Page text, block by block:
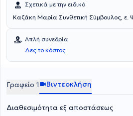
Σχετικά με την ειδικό
Καζάκη Μαρία Συνθετική Σύμβουλος, ε.
Απλή συνεδρία
Δες το κόστος
Γραφείο 1 Βιντεοκλήση
Διαθεσιμότητα εξ αποστάσεως